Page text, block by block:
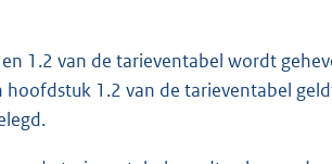
1.2 van de tarieventabel wordt
1.2 van de tarieventabel